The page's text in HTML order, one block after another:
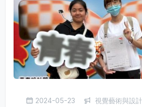
2024-05-23 視覺藝術與設